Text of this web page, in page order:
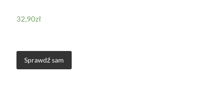
32,90zł
Sprawdź sam